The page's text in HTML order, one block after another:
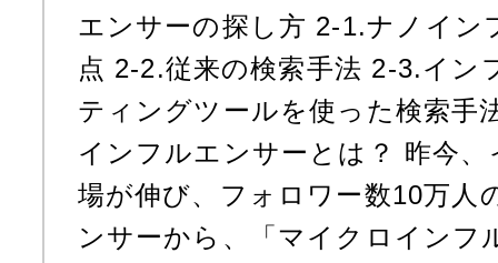
エンサーの探し方 2-1.ナノイン
点 2-2.従来の検索手法 2-3.イン
ティングツールを使った検索
インフルエンサーとは？ 昨今
場が伸び、フォロワー数10万人
ンサーから、「マイクロインフ